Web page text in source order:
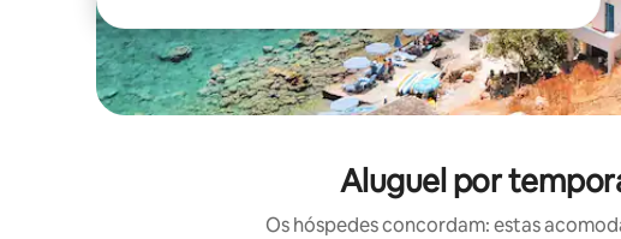
Aluguel por
Os hóspedes concordam: estas